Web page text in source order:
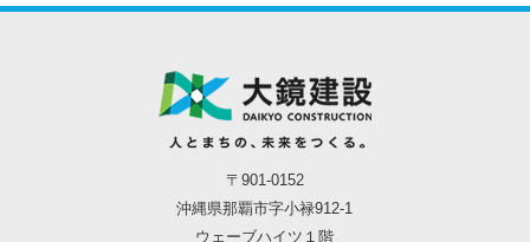
〒901-0152
沖縄県那覇市字小禄912-1
ウェーブハイツ１階